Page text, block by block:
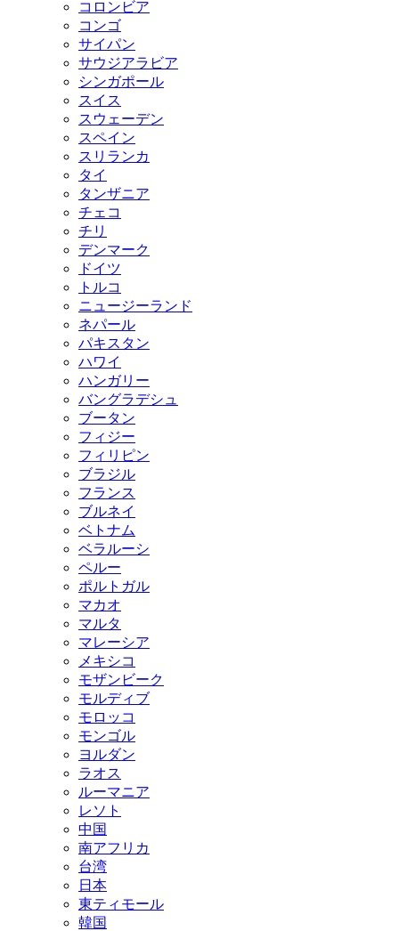
コロンビア
コンゴ
サイパン
サウジアラビア
シンガポール
スイス
スウェーデン
スペイン
スリランカ
タイ
タンザニア
チェコ
チリ
デンマーク
ドイツ
トルコ
ニュージーランド
ネパール
パキスタン
ハワイ
ハンガリー
バングラデシュ
ブータン
フィジー
フィリピン
ブラジル
フランス
ブルネイ
ベトナム
ベラルーシ
ペルー
ポルトガル
マカオ
マルタ
マレーシア
メキシコ
モザンビーク
モルディブ
モロッコ
モンゴル
ヨルダン
ラオス
ルーマニア
レソト
中国
南アフリカ
台湾
日本
東ティモール
韓国